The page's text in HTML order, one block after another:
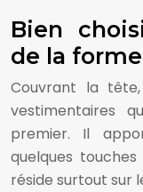
Bien
de la
Couvrant la
vestimentaires
premier. Il
quelques
réside surtout sur